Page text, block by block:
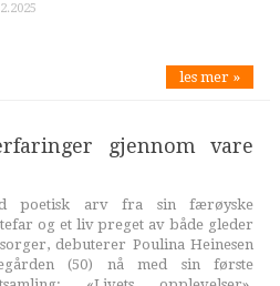
les mer »
gjennom vare
poetisk arv fra sin færøyske
og et liv preget av både gleder
debuterer Poulina Heinesen
(50) nå med sin første